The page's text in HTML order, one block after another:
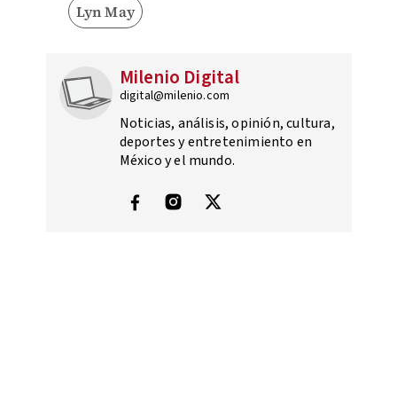
Lyn May
Milenio Digital
digital@milenio.com
Noticias, análisis, opinión, cultura,
deportes y entretenimiento en
México y el mundo.